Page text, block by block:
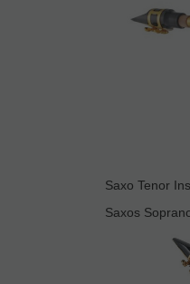
Saxo Tenor
Saxos